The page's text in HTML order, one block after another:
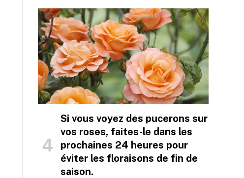
Si vous voyez des pucerons sur
vos roses, faites-le dans les
prochaines 24 heures pour
éviter les floraisons de fin de
saison.